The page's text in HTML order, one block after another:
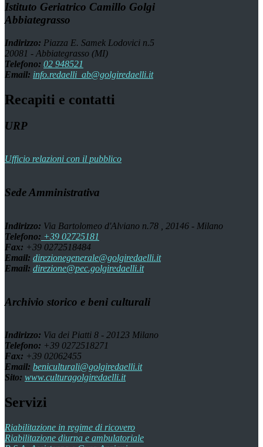
Istituto Geriatrico Camillo Golgi
Abbiategrasso
Indirizzo: Piazza E. Samek Lodovici n.5
20081 - Abbiategrasso (MI)
Telefono: 02 948521
Email: info.redaelli_ab@golgiredaelli.it
Recapiti e contatti
URP
Ufficio relazioni con il pubblico
Sede Amministrativa
Indirizzo: Via Bartolomeo d'Alviano n.78 , 20146 - Milano
Telefono: +39 02725181
Fax: +39 0272518484
Email: direzionegenerale@golgiredaelli.it
Email: direzione@pec.golgiredaelli.it
Archivio storico e beni culturali
Indirizzo: Via dei Piatti 8 - 20123 Milano
Telefono: +39 0272518271
Fax: +39 02062455
Email: beniculturali@golgiredaelli.it
Sito: www.culturagolgiredaelli.it
Servizi
Riabilitazione in regime di ricovero
Riabilitazione diurna e ambulatoriale